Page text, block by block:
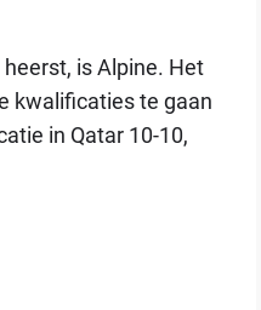
is Alpine. Het
kwalificaties te gaan
in Qatar 10-10,